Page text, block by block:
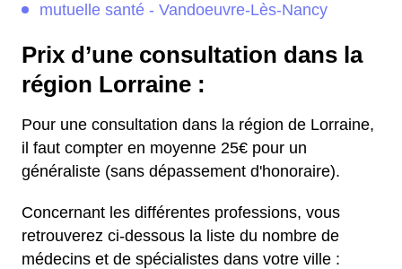
mutuelle santé - Vandoeuvre-Lès-Nancy
Prix d’une consultation dans la
région Lorraine :
Pour une consultation dans la région de Lorraine,
il faut compter en moyenne 25€ pour un
généraliste (sans dépassement d'honoraire).
Concernant les différentes professions, vous
retrouverez ci-dessous la liste du nombre de
médecins et de spécialistes dans votre ville :